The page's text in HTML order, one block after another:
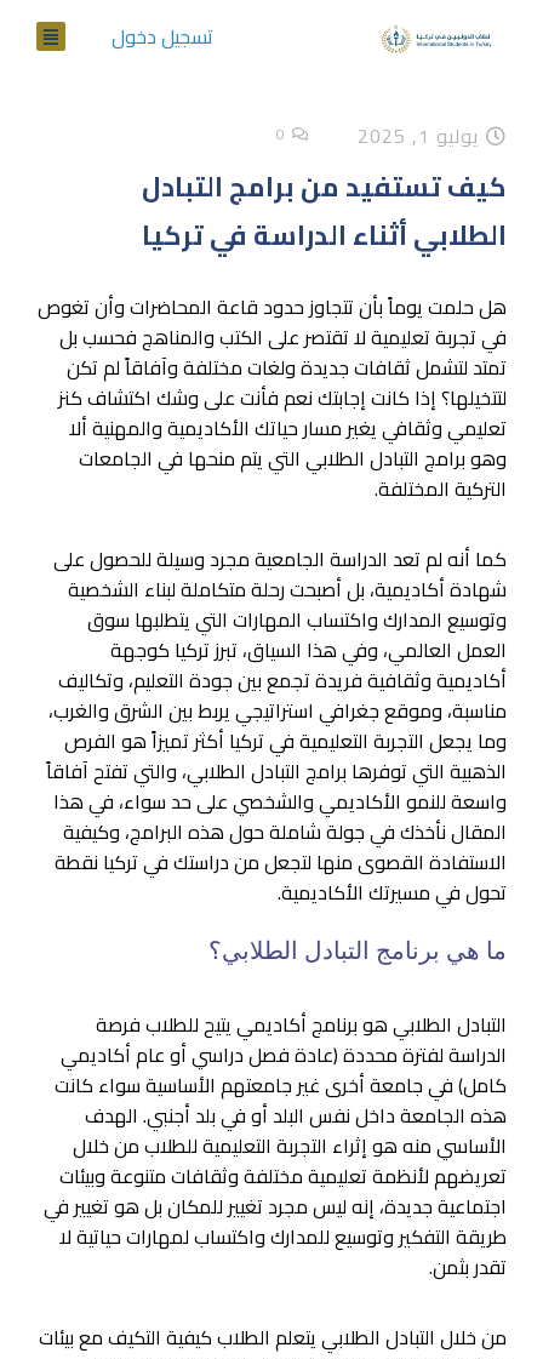
تسجيل دخول
يوليو 1, 2025 0
كيف تستفيد من برامج التبادل
الطلابي أثناء الدراسة في تركيا
هل حلمت يوماً بأن تتجاوز حدود قاعة المحاضرات وأن تغوص
في تجربة تعليمية لا تقتصر على الكتب والمناهج فحسب بل
تمتد لتشمل ثقافات جديدة ولغات مختلفة وآفاقاً لم تكن
لتتخيلها؟ إذا كانت إجابتك نعم فأنت على وشك اكتشاف كنز
تعليمي وثقافي يغير مسار حياتك الأكاديمية والمهنية ألا
وهو برامج التبادل الطلابي التي يتم منحها في الجامعات
التركية المختلفة.
كما أنه لم تعد الدراسة الجامعية مجرد وسيلة للحصول على
شهادة أكاديمية، بل أصبحت رحلة متكاملة لبناء الشخصية
وتوسيع المدارك واكتساب المهارات التي يتطلبها سوق
العمل العالمي، وفي هذا السياق، تبرز تركيا كوجهة
أكاديمية وثقافية فريدة تجمع بين جودة التعليم، وتكاليف
مناسبة، وموقع جغرافي استراتيجي يربط بين الشرق والغرب،
وما يجعل التجربة التعليمية في تركيا أكثر تميزاً هو الفرص
الذهبية التي توفرها برامج التبادل الطلابي، والتي تفتح آفاقاً
واسعة للنمو الأكاديمي والشخصي على حد سواء، في هذا
المقال نأخذك في جولة شاملة حول هذه البرامج، وكيفية
الاستفادة القصوى منها لتجعل من دراستك في تركيا نقطة
تحول في مسيرتك الأكاديمية.
ما هي برنامج التبادل الطلابي؟
التبادل الطلابي هو برنامج أكاديمي يتيح للطلاب فرصة
الدراسة لفترة محددة (عادة فصل دراسي أو عام أكاديمي
كامل) في جامعة أخرى غير جامعتهم الأساسية سواء كانت
هذه الجامعة داخل نفس البلد أو في بلد أجنبي. الهدف
الأساسي منه هو إثراء التجربة التعليمية للطلاب من خلال
تعريضهم لأنظمة تعليمية مختلفة وثقافات متنوعة وبيئات
اجتماعية جديدة، إنه ليس مجرد تغيير للمكان بل هو تغيير في
طريقة التفكير وتوسيع للمدارك واكتساب لمهارات حياتية لا
تقدر بثمن.
من خلال التبادل الطلابي يتعلم الطلاب كيفية التكيف مع بيئات